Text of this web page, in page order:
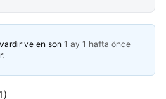
ve en son 1 ay 1 hafta önce